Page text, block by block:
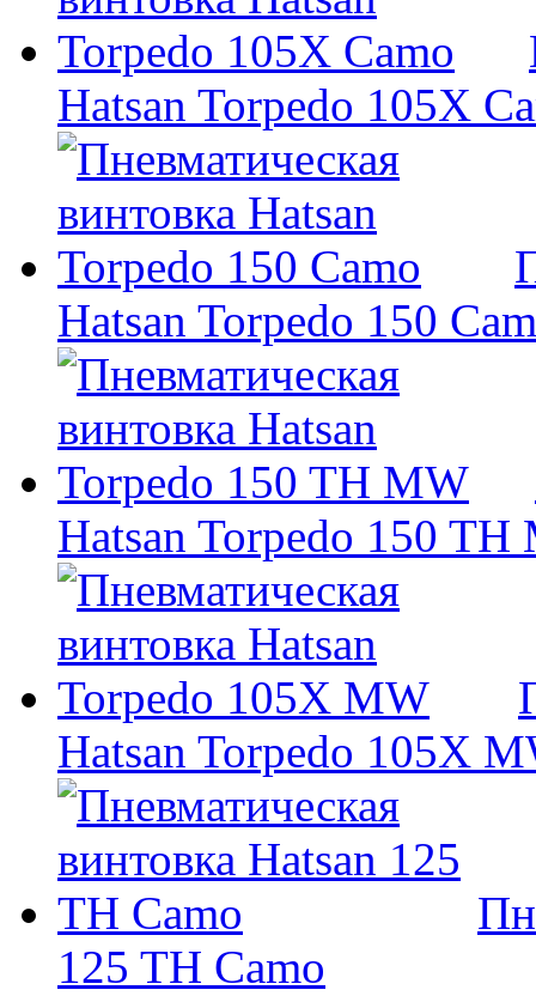
Hatsan Torpedo 105X
Hatsan Torpedo 150
Hatsan Torpedo 150 TH
Hatsan Torpedo 105X
125 TH Camo